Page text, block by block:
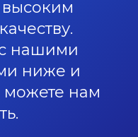
нашими
ниже и
можете нам